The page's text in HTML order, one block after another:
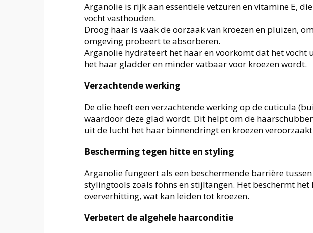
Arganolie is rijk aan essentiële vetzuren en vitamine E,
vocht vasthouden.
Droog haar is vaak de oorzaak van kroezen en pluizen,
omgeving probeert te absorberen.
Arganolie hydrateert het haar en voorkomt dat het vocht
het haar gladder en minder vatbaar voor kroezen wordt.
Verzachtende werking
De olie heeft een verzachtende werking op de cuticula
waardoor deze glad wordt. Dit helpt om de
uit de lucht het haar binnendringt en kroezen
Bescherming tegen hitte en styling
Arganolie fungeert als een beschermende barrière
stylingtools zoals föhns en stijltangen. Het beschermt het
oververhitting, wat kan leiden tot kroezen.
Verbetert de algehele haarconditie